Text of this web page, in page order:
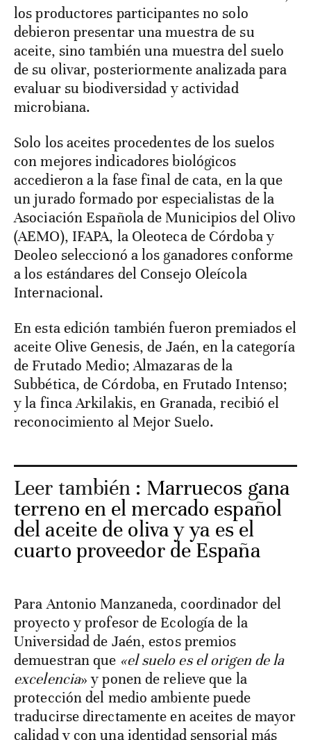
los productores participantes no solo
debieron presentar una muestra de su
aceite, sino también una muestra del suelo
de su olivar, posteriormente analizada para
evaluar su biodiversidad y actividad
microbiana.
Solo los aceites procedentes de los suelos
con mejores indicadores biológicos
accedieron a la fase final de cata, en la que
un jurado formado por especialistas de la
Asociación Española de Municipios del Olivo
(AEMO), IFAPA, la Oleoteca de Córdoba y
Deoleo seleccionó a los ganadores conforme
a los estándares del Consejo Oleícola
Internacional.
En esta edición también fueron premiados el
aceite Olive Genesis, de Jaén, en la categoría
de Frutado Medio; Almazaras de la
Subbética, de Córdoba, en Frutado Intenso;
y la finca Arkilakis, en Granada, recibió el
reconocimiento al Mejor Suelo.
Leer también : Marruecos gana
terreno en el mercado español
del aceite de oliva y ya es el
cuarto proveedor de España
Para Antonio Manzaneda, coordinador del
proyecto y profesor de Ecología de la
Universidad de Jaén, estos premios
demuestran que «el suelo es el origen de la
excelencia» y ponen de relieve que la
protección del medio ambiente puede
traducirse directamente en aceites de mayor
calidad y con una identidad sensorial más